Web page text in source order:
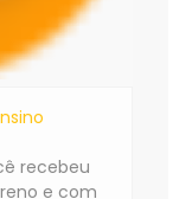
recebeu
e com